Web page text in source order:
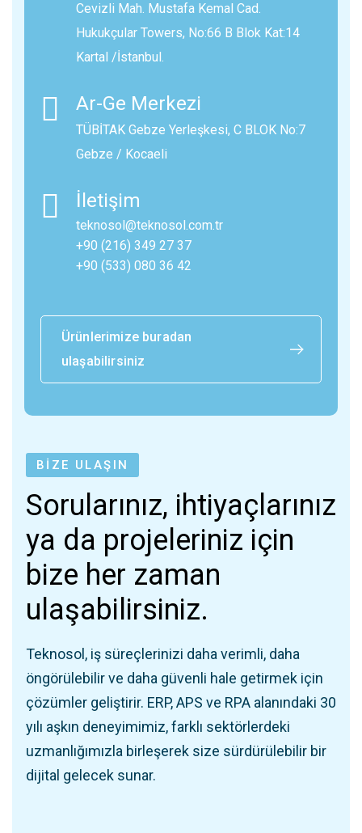
Cevizli Mah. Mustafa Kemal Cad.
Hukukçular Towers, No:66 B Blok Kat:14
Kartal /İstanbul.
Ar-Ge Merkezi
TÜBİTAK Gebze Yerleşkesi, C BLOK No:7
Gebze / Kocaeli
İletişim
teknosol@teknosol.com.tr
+90 (216) 349 27 37
+90 (533) 080 36 42
Ürünlerimize buradan
ulaşabilirsiniz
BİZE ULAŞIN
Sorularınız, ihtiyaçlarınız
ya da projeleriniz için
bize her zaman
ulaşabilirsiniz.
Teknosol, iş süreçlerinizi daha verimli, daha
öngörülebilir ve daha güvenli hale getirmek için
çözümler geliştirir. ERP, APS ve RPA alanındaki 30
yılı aşkın deneyimimiz, farklı sektörlerdeki
uzmanlığımızla birleşerek size sürdürülebilir bir
dijital gelecek sunar.